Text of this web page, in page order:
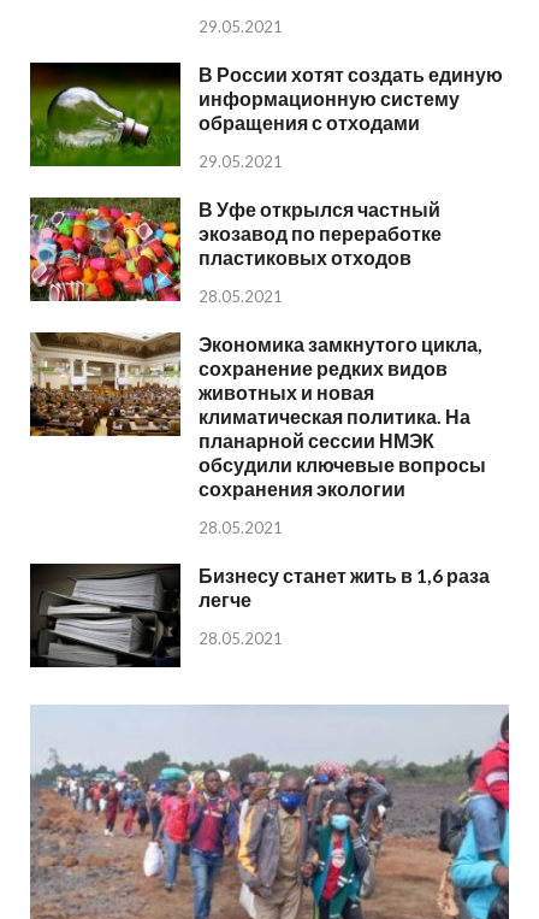
29.05.2021
В России хотят создать единую
информационную систему
обращения с отходами
29.05.2021
В Уфе открылся частный
экозавод по переработке
пластиковых отходов
28.05.2021
Экономика замкнутого цикла,
сохранение редких видов
животных и новая
климатическая политика. На
планарной сессии НМЭК
обсудили ключевые вопросы
сохранения экологии
28.05.2021
Бизнесу станет жить в 1,6 раза
легче
28.05.2021